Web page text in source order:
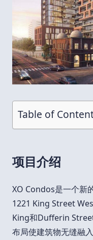
Table of
项目介绍
XO Condos是一个新
1221 King Street
King和Dufferin
布局使建筑物无缝融